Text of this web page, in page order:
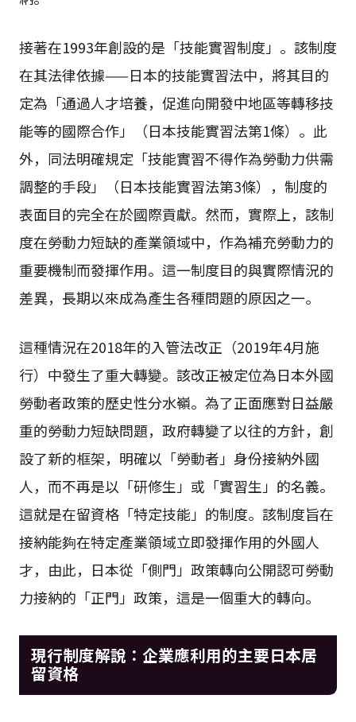
接著在1993年創設的是「技能實習制度」。該制度
在其法律依據——日本的技能實習法中，將其目的
定為「通過人才培養，促進向開發中地區等轉移技
能等的國際合作」（日本技能實習法第1條）。此
外，同法明確規定「技能實習不得作為勞動力供需
調整的手段」（日本技能實習法第3條），制度的
表面目的完全在於國際貢獻。然而，實際上，該制
度在勞動力短缺的產業領域中，作為補充勞動力的
重要機制而發揮作用。這一制度目的與實際情況的
差異，長期以來成為產生各種問題的原因之一。
這種情況在2018年的入管法改正（2019年4月施
行）中發生了重大轉變。該改正被定位為日本外國
勞動者政策的歷史性分水嶺。為了正面應對日益嚴
重的勞動力短缺問題，政府轉變了以往的方針，創
設了新的框架，明確以「勞動者」身份接納外國
人，而不再是以「研修生」或「實習生」的名義。
這就是在留資格「特定技能」的制度。該制度旨在
接納能夠在特定產業領域立即發揮作用的外國人
才，由此，日本從「側門」政策轉向公開認可勞動
力接納的「正門」政策，這是一個重大的轉向。
現行制度解說：企業應利用的主要日本居
留資格